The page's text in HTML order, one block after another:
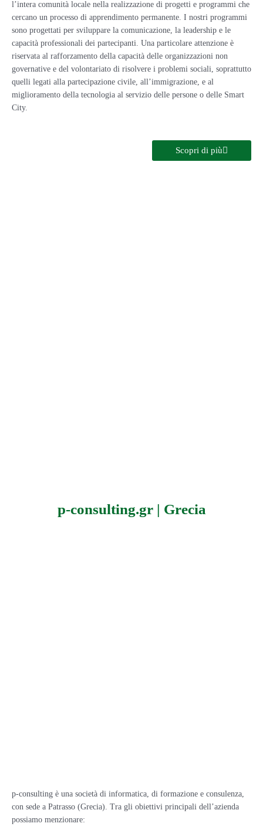
l’intera comunità locale nella realizzazione di progetti e programmi che
cercano un processo di apprendimento permanente. I nostri programmi
sono progettati per sviluppare la comunicazione, la leadership e le
capacità professionali dei partecipanti. Una particolare attenzione è
riservata al rafforzamento della capacità delle organizzazioni non
governative e del volontariato di risolvere i problemi sociali, soprattutto
quelli legati alla partecipazione civile, all’immigrazione, e al
miglioramento della tecnologia al servizio delle persone o delle Smart
City.
Scopri di più
p-consulting.gr | Grecia
p-consulting è una società di informatica, di formazione e consulenza,
con sede a Patrasso (Grecia). Tra gli obiettivi principali dell’azienda
possiamo menzionare: